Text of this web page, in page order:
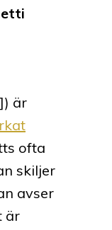
) är
ofta
skiljer
avser
är